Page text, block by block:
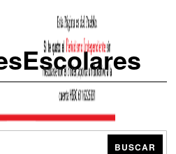
BUSCAR